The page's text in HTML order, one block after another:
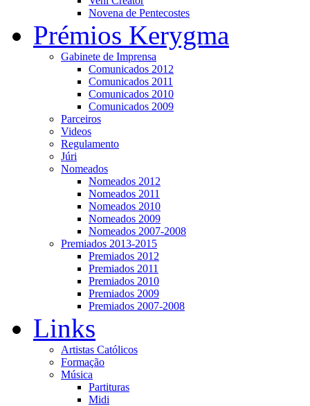
Novena de Pentecostes
Prémios Kerygma
Gabinete de Imprensa
Comunicados 2012
Comunicados 2011
Comunicados 2010
Comunicados 2009
Parceiros
Videos
Regulamento
Júri
Nomeados
Nomeados 2012
Nomeados 2011
Nomeados 2010
Nomeados 2009
Nomeados 2007-2008
Premiados 2013-2015
Premiados 2012
Premiados 2011
Premiados 2010
Premiados 2009
Premiados 2007-2008
Links
Artistas Católicos
Formação
Música
Partituras
Midi